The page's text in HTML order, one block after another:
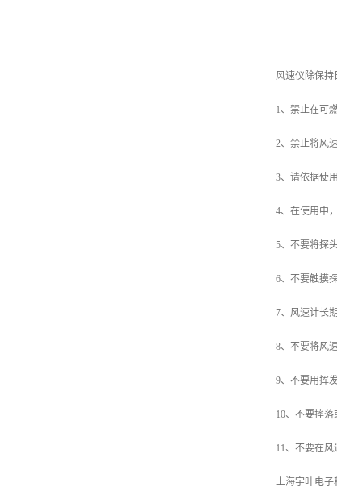
风速仪除保持
1、禁止在可
2、禁止将风
3、请依据使
4、在使用中
5、不要将探
6、不要触摸
7、风速计长
8、不要将风
9、不要用挥
10、不要摔落
11、不要在
上海宇叶电子